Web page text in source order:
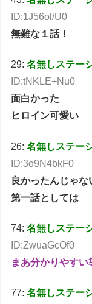
ID:1J56ol/U0
無難な１話！
29:名無しステー
ID:tNKLE+Nu0
面白かった
ヒロイン可愛い
26:名無しステー
ID:3o9N4bkF0
良かったんじゃな
第一話としては
74:名無しステー
ID:ZwuaGcOf0
まあ分かりやすい
77:名無しステー